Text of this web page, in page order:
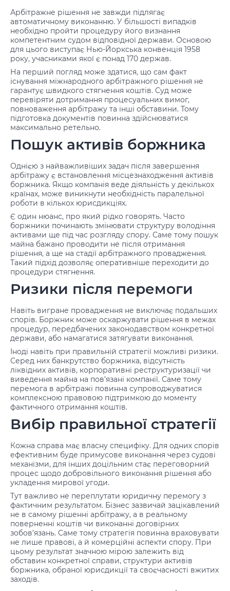
Арбітражне рішення не завжди підлягає
автоматичному виконанню. У більшості випадків
необхідно пройти процедуру його визнання
компетентним судом відповідної держави. Основою
для цього виступає Нью-Йоркська конвенція 1958
року, учасниками якої є понад 170 держав.
На перший погляд може здатися, що сам факт
існування міжнародного арбітражного рішення не
гарантує швидкого стягнення коштів. Суд може
перевіряти дотримання процесуальних вимог,
повноваження арбітражу та інші обставини. Тому
підготовка документів повинна здійснюватися
максимально ретельно.
Пошук активів боржника
Однією з найважливіших задач після завершення
арбітражу є встановлення місцезнаходження активів
боржника. Якщо компанія веде діяльність у декількох
країнах, може виникнути необхідність паралельної
роботи в кількох юрисдикціях.
Є один нюанс, про який рідко говорять. Часто
боржники починають змінювати структуру володіння
активами ще під час розгляду спору. Саме тому пошук
майна бажано проводити не після отримання
рішення, а ще на стадії арбітражного провадження.
Такий підхід дозволяє оперативніше переходити до
процедури стягнення.
Ризики після перемоги
Навіть вигране провадження не виключає подальших
спорів. Боржник може оскаржувати рішення в межах
процедур, передбачених законодавством конкретної
держави, або намагатися затягувати виконання.
Іноді навіть при правильній стратегії можливі ризики.
Серед них банкрутство боржника, відсутність
ліквідних активів, корпоративні реструктуризації чи
виведення майна на пов’язані компанії. Саме тому
перемога в арбітражі повинна супроводжуватися
комплексною правовою підтримкою до моменту
фактичного отримання коштів.
Вибір правильної стратегії
Кожна справа має власну специфіку. Для одних спорів
ефективним буде примусове виконання через судові
механізми, для інших доцільним стає переговорний
процес щодо добровільного виконання рішення або
укладення мирової угоди.
Тут важливо не переплутати юридичну перемогу з
фактичним результатом. Бізнес зазвичай зацікавлений
не в самому рішенні арбітражу, а в реальному
поверненні коштів чи виконанні договірних
зобов’язань. Саме тому стратегія повинна враховувати
не лише правові, а й комерційні аспекти спору. При
цьому результат значною мірою залежить від
обставин конкретної справи, структури активів
боржника, обраної юрисдикції та своєчасності вжитих
заходів.